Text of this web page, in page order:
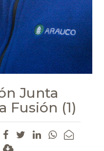
Junta
Fusión (1)